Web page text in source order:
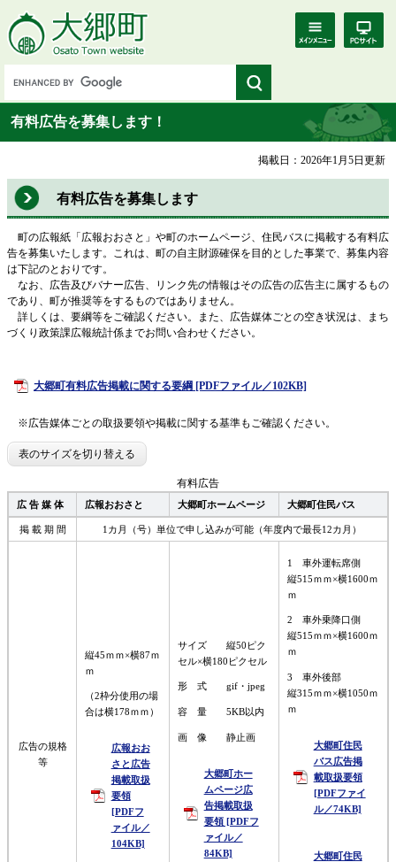
有料広告を募集します！
掲載日：2026年1月5日更新
有料広告を募集します
町の広報紙「広報おおさと」や町のホームページ、住民バスに掲載する有料広
告を募集いたします。これは、町の自主財源確保を目的とした事業で、募集内容
は下記のとおりです。
なお、広告及びバナー広告、リンク先の情報はその広告の広告主に属するもの
であり、町が推奨等をするものではありません。
詳しくは、要綱等をご確認ください。また、広告媒体ごとの空き状況は、まち
づくり政策課広報統計係までお問い合わせください。
大郷町有料広告掲載に関する要綱 [PDFファイル／102KB]
※広告媒体ごとの取扱要領や掲載に関する基準もご確認ください。
表のサイズを切り替える
有料広告
広 告 媒 体 広報おおさと 大郷町ホームページ 大郷町住民バス
掲 載 期 間 1カ月（号）単位で申し込みが可能（年度内で最長12カ月）
広告の規格
等
縦45ｍｍ×横87ｍ
ｍ
（2枠分使用の場
合は横178ｍｍ）
広報おお
さと広告
掲載取扱
要領
[PDFフ
ァイル／
104KB]
サイズ 縦50ピク
セル×横180ピクセル
形 式 gif・jpeg
容 量 5KB以内
画 像 静止画
大郷町ホー
ムページ広
告掲載取扱
要領 [PDFフ
ァイル／
84KB]
1 車外運転席側
縦515ｍｍ×横1600ｍ
ｍ
2 車外乗降口側
縦515ｍｍ×横1600ｍ
ｍ
3 車外後部
縦315ｍｍ×横1050ｍ
ｍ
大郷町住民
バス広告掲
載取扱要領
[PDFファイ
ル／74KB]
大郷町住民